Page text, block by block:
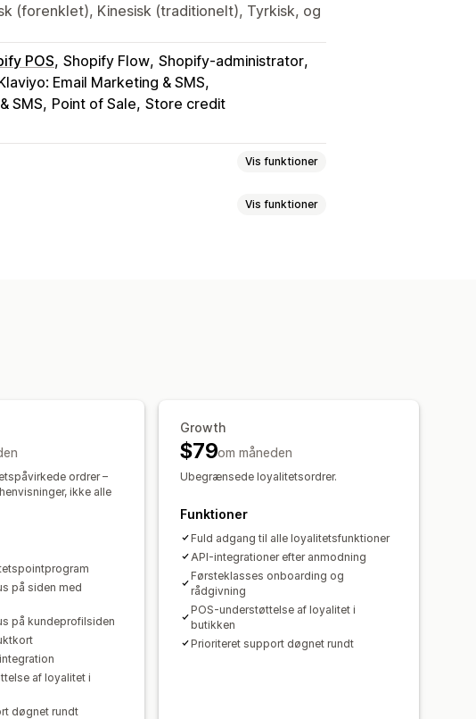
(forenklet), Kinesisk (traditionelt), Tyrkisk, og
POS Shopify Flow Shopify-administrator
Email Marketing & SMS
SMS
Point of Sale Store credit
Vis funktioner
Vis funktioner
Kombinering af rabatter
ordrer –
ikke alle
på siden med
på kundeprofilsiden
af loyalitet i
døgnet rundt
Growth
$79om måneden
Ubegrænsede loyalitetsordrer.
Funktioner
Fuld adgang til alle loyalitetsfunktioner
API-integrationer efter anmodning
Førsteklasses onboarding og
rådgivning
POS-understøttelse af loyalitet i
butikken
Prioriteret support døgnet rundt